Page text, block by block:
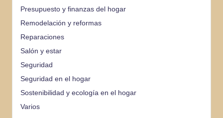
Presupuesto y finanzas del hogar
Remodelación y reformas
Reparaciones
Salón y estar
Seguridad
Seguridad en el hogar
Sostenibilidad y ecología en el hogar
Varios